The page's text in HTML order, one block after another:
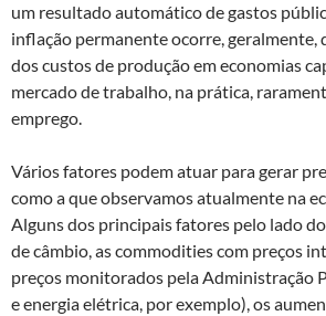
um resultado automático de gastos
inflação permanente ocorre, geralmente,
dos custos de produção em economias
mercado de trabalho, na prática,
emprego.
Vários fatores podem atuar para gerar
como a que observamos atualmente na
Alguns dos principais fatores pelo lado
de câmbio, as commodities com preços
preços monitorados pela Administração
e energia elétrica, por exemplo), os